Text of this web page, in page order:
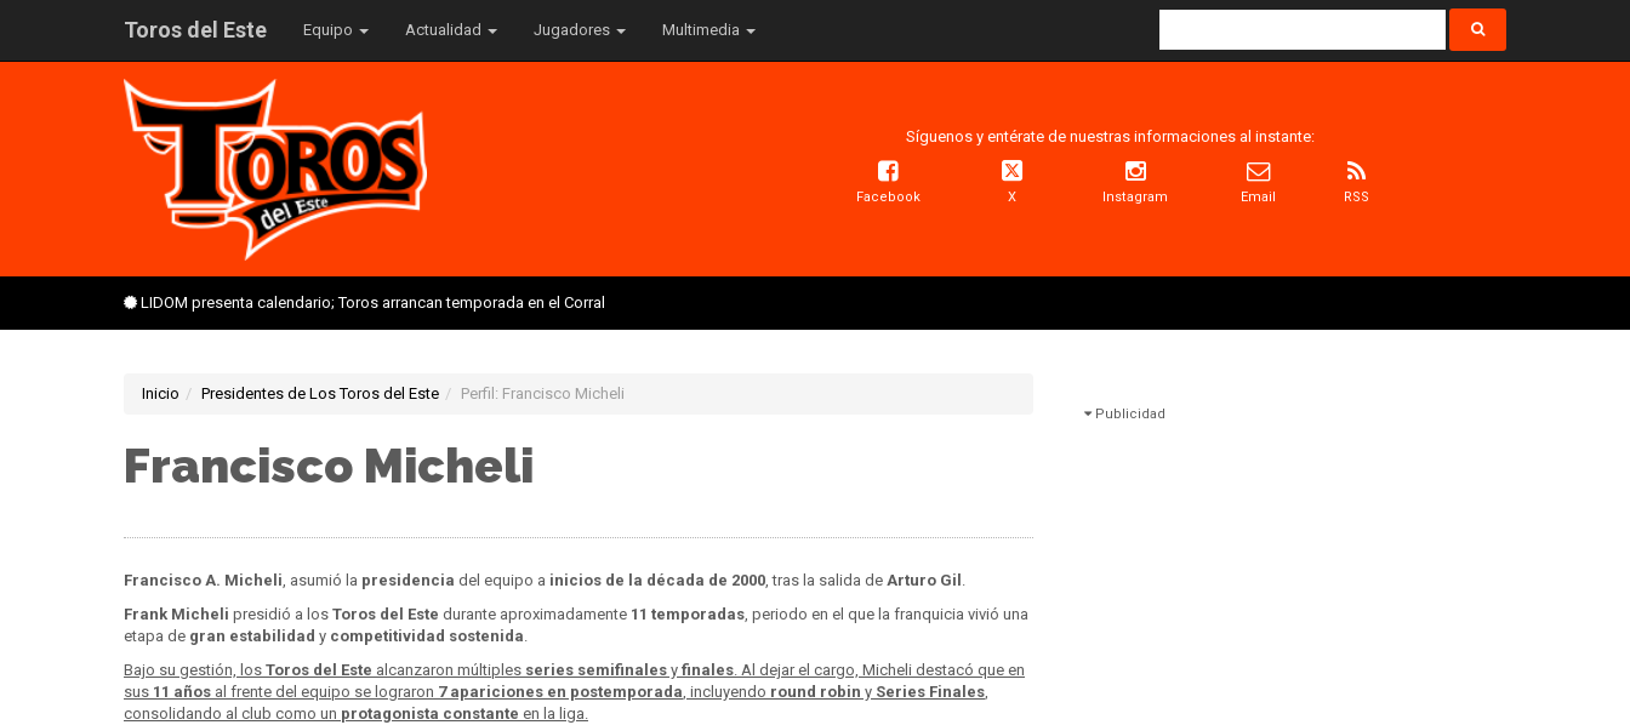
Toros del Este Equipo Actualidad Jugadores Multimedia
Síguenos y entérate de nuestras informaciones al instante:
Facebook X Instagram Email RSS
LIDOM presenta calendario; Toros arrancan temporada en el Corral
Inicio Presidentes de Los Toros del Este Perfil: Francisco Micheli
Francisco Micheli
Francisco A. Micheli , asumió la presidencia del equipo a inicios de la década de 2000 , tras la salida de Arturo Gil
Frank Micheli presidió a los Toros del Este durante aproximadamente 11 temporadas , periodo en el que la franquicia vivió una
etapa de gran estabilidad y competitividad sostenida
Bajo su gestión, los Toros del Este alcanzaron múltiples series semifinales y finales . Al dejar el cargo, Micheli destacó que en
sus 11 años al frente del equipo se lograron 7 apariciones en postemporada , incluyendo round robin y Series Finales
consolidando al club como un protagonista constante en la liga.
Publicidad